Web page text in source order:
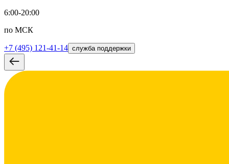
6:00-20:00
по МСК
+7 (495) 121-41-14 служба поддержки